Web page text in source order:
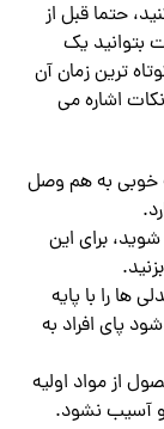
حتما قبل از
بتوانید یک
ترین زمان آن
اشاره می
خوبی به هم وصل
برای این
ها را با پایه
پای افراد به
از مواد اولیه
آسیب نشود.